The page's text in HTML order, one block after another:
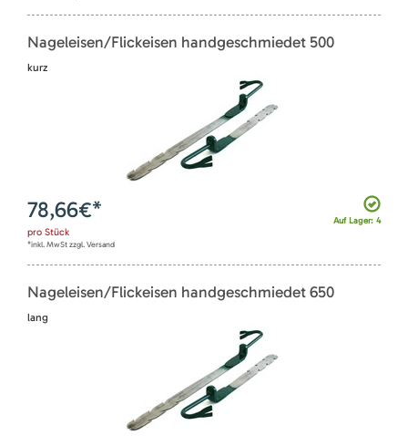
Nageleisen/Flickeisen handgeschmiedet 500
kurz
Auf Lager: 4
78,66€*
pro Stück
*inkl. MwSt zzgl. Versand
Nageleisen/Flickeisen handgeschmiedet 650
lang